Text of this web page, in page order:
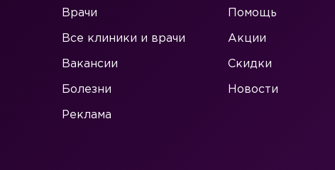
Врачи
Все клиники и врачи
Вакансии
Болезни
Реклама
Помощь
Акции
Скидки
Новости